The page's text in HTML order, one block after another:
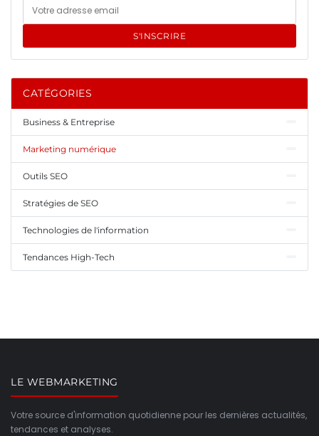
S'INSCRIRE
CATÉGORIES
Business & Entreprise
Marketing numérique
Outils SEO
Stratégies de SEO
Technologies de l'information
Tendances High-Tech
LE WEBMARKETING
Votre source d'information quotidienne pour les dernières actualités,
tendances et analyses.